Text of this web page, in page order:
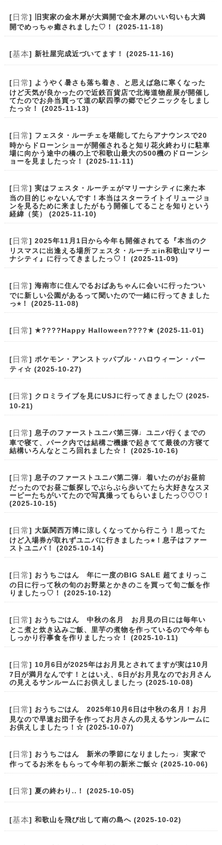
[ 日常] 旧実家の金木犀が大満開で金木犀のいい匂いも大満
開でめっちゃ癒されました♡！ (2025-11-18)
[基本] 新社屋完成近づいてます！ (2025-11-16)
[ 日常] ようやく暑さも落ち着き、と思えば急に寒くなった
けど天気が良かったので近鉄百貨店で北海道物産展が開催し
てたのでお弁当買って道の駅四季の郷でピクニックをしまし
たっ☆！ (2025-11-13)
[ 日常] フェスタ・ルーチェを堪能してたらアナウンスで20
時からドローンショーが開催されると知り花火終わりに駐車
場に向かう途中の橋の上で和歌山最大の500機のドローンシ
ョーを見ましたっ☆！ (2025-11-11)
[ 日常] 実はフェスタ・ルーチェがマリーナシティに来た本
当の目的じゃないんです！本当はスターライトイリュージョ
ンを見るために来ましたがもう開催してることを知りという
経緯（笑） (2025-11-10)
[ 日常] 2025年11月1日から今年も開催されてる『本当のク
リスマスに出逢える場所フェスタ・ルーチェin和歌山マリー
ナシティ』に行ってきましたっ♡！ (2025-11-09)
[ 日常] 海南市に住んでるおばあちゃんに会いに行ったつい
でに新しい公園があるって聞いたので一緒に行ってきました
っ⭐︎！ (2025-11-08)
[ 日常] ★????Happy Halloween????★ (2025-11-01)
[ 日常] ポケモン・アンストッパブル・ハロウィーン・パー
ティ☆ (2025-10-27)
[ 日常] クロミライブを見にUSJに行ってきました♡ (2025-
10-21)
[ 日常] 息子のファーストユニバ第三弾♩ユニバ行くまでの
車で寝て、パーク内では結構ご機嫌で起きてて最後の方寝て
結構いろんなところ回れました☆！ (2025-10-16)
[ 日常] 息子のファーストユニバ第二弾♩着いたのがお昼前
だったのでお昼ご飯探しでぶらぶら歩いてたら大好きなスヌ
ーピーたちがいてたので写真撮ってもらいましたっ♡♡♡！
(2025-10-15)
[ 日常] 大阪関西万博に涼しくなってから行こう！思ってた
けど入場券が取れずユニバに行きましたっ⭐︎！息子はファー
ストユニバ！ (2025-10-14)
[ 日常] おうちごはん 年に一度のBIG SALE 超てまりっこ
の日に行って秋の旬のお野菜とかきのこを買って旬ご飯を作
りましたっ♡！ (2025-10-12)
[ 日常] おうちごはん 中秋の名月 お月見の日には毎年い
とこ煮と炊き込みご飯、里芋の煮物を作っているので今年も
しっかり行事食を作りましたっ☆！ (2025-10-11)
[ 日常] 10月6日が2025年はお月見とされてますが実は10月
7日が満月なんです！とはいえ、6日がお月見なのでお月さん
の見えるサンルームにお供えしましたっ (2025-10-08)
[ 日常] おうちごはん 2025年10月6日は中秋の名月！お月
見なので早速お団子を作ってお月さんの見えるサンルームに
お供えしましたっ！☆ (2025-10-07)
[ 日常] おうちごはん 新米の季節になりましたっ♩実家で
作ってるお米をもらって今年初の新米ご飯☆ (2025-10-06)
[ 日常] 夏の終わり..！ (2025-10-05)
[基本] 和歌山を飛び出して南の島へ (2025-10-02)